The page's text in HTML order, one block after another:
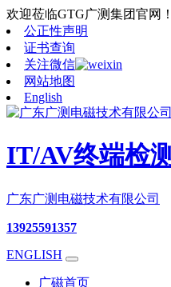
欢迎莅临GTG广测集团官网！
公正性声明
证书查询
关注微信
网站地图
English
IT/AV终端检
广东广测电磁技术有限公司
13925591357
ENGLISH
广磁首页